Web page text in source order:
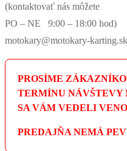
(kontaktovať nás môžete
PO – NE 9:00 – 18:00 hod)
motokary@motokary-karting.sk
PROSÍME
TERMÍNU NÁVŠTEVY
SA VÁM VEDELI
PREDAJŇA NEMÁ